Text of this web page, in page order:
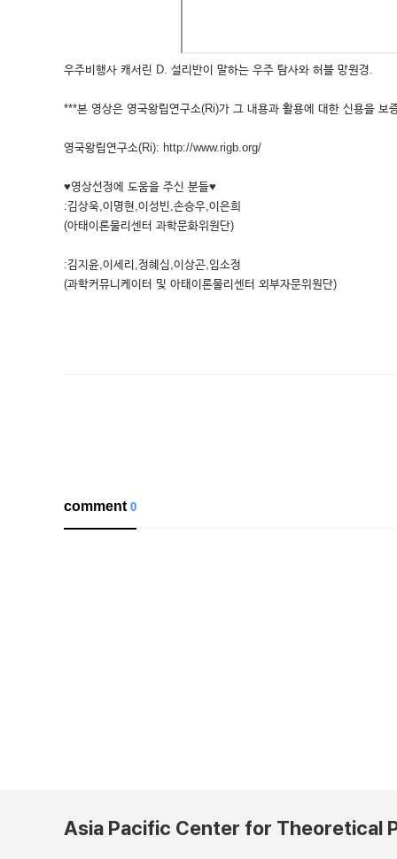
우주비행사 캐서린 D. 설리반이 말하는 우주 탐사와 허블 망원경.
***본 영상은 영국왕립연구소(Ri)가 그 내용과 활용에 대한 신용을 보
영국왕립연구소(Ri): http://www.rigb.org/
♥영상선정에 도움을 주신 분들♥
:김상욱,이명현,이성빈,손승우,이은희
(아태이론물리센터 과학문화위원단)
:김지윤,이세리,정혜심,이상곤,임소정
(과학커뮤니케이터 및 아태이론물리센터 외부자문위원단)
comment0
Asia Pacific Center for Theoretical